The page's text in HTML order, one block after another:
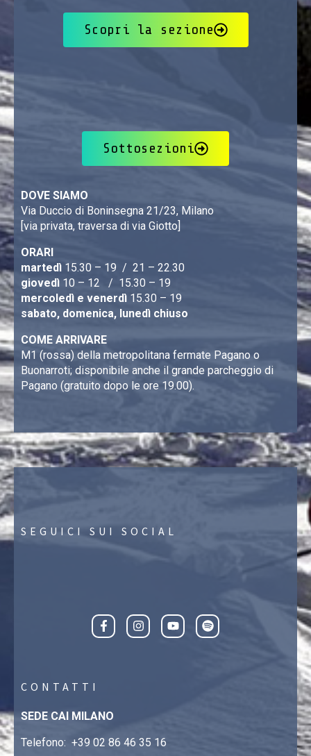
Scopri la sezione
Sottosezioni
DOVE SIAMO
Via Duccio di Boninsegna 21/23, Milano
[via privata, traversa di via Giotto]
ORARI
martedì 15.30 – 19 / 21 – 22.30
giovedì 10 – 12 / 15.30 – 19
mercoledì e venerdì 15.30 – 19
sabato, domenica, lunedì chiuso
COME ARRIVARE
M1 (rossa) della metropolitana fermate Pagano o
Buonarroti; disponibile anche il grande parcheggio di
Pagano (gratuito dopo le ore 19.00).
SEGUICI SUI SOCIAL
CONTATTI
SEDE CAI MILANO
Telefono: +39 02 86 46 35 16